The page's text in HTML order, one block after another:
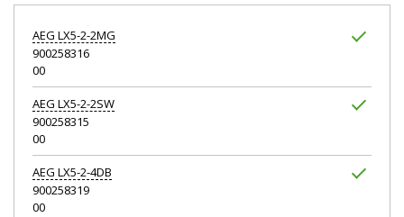
AEG LX5-2-2MG
900258316
00
AEG LX5-2-2SW
900258315
00
AEG LX5-2-4DB
900258319
00